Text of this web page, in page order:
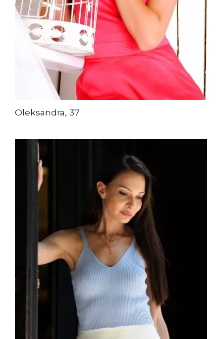
Oleksandra, 37